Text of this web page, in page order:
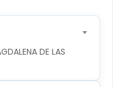
DE LAS